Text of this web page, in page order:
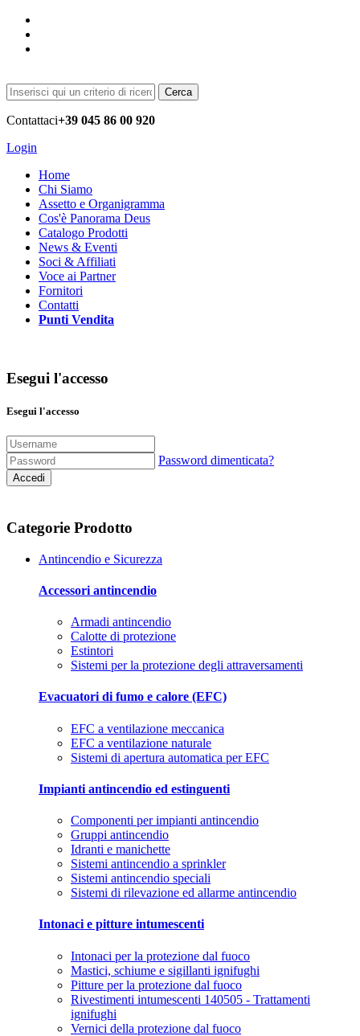
Cerca
Contattaci+39 045 86 00 920
Login
Home
Chi Siamo
Assetto e Organigramma
Cos'è Panorama Deus
Catalogo Prodotti
News & Eventi
Soci & Affiliati
Voce ai Partner
Fornitori
Contatti
Punti Vendita
Esegui l'accesso
Esegui l'accesso
Password dimenticata?
Accedi
Categorie Prodotto
Antincendio e Sicurezza
Accessori antincendio
Armadi antincendio
Calotte di protezione
Estintori
Sistemi per la protezione degli attraversamenti
Evacuatori di fumo e calore (EFC)
EFC a ventilazione meccanica
EFC a ventilazione naturale
Sistemi di apertura automatica per EFC
Impianti antincendio ed estinguenti
Componenti per impianti antincendio
Gruppi antincendio
Idranti e manichette
Sistemi antincendio a sprinkler
Sistemi antincendio speciali
Sistemi di rilevazione ed allarme antincendio
Intonaci e pitture intumescenti
Intonaci per la protezione dal fuoco
Mastici, schiume e sigillanti ignifughi
Pitture per la protezione dal fuoco
Rivestimenti intumescenti 140505 - Trattamenti
ignifughi
Vernici della protezione dal fuoco